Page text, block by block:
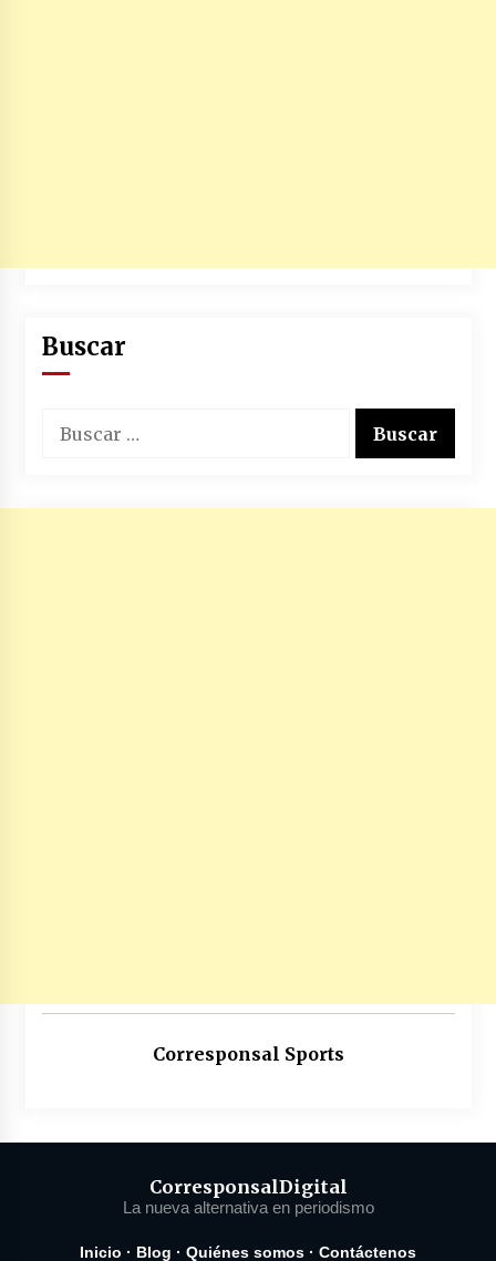
Buscar
Corresponsal Sports
CorresponsalDigital
La nueva alternativa en periodismo
Inicio · Blog · Quiénes somos · Contáctenos